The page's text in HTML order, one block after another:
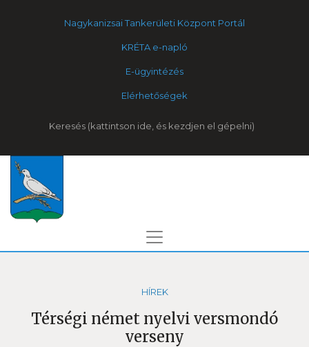
Nagykanizsai Tankerületi Központ Portál
KRÉTA e-napló
E-ügyintézés
Elérhetőségek
Keresés
HÍREK
Térségi német nyelvi versmondó
verseny